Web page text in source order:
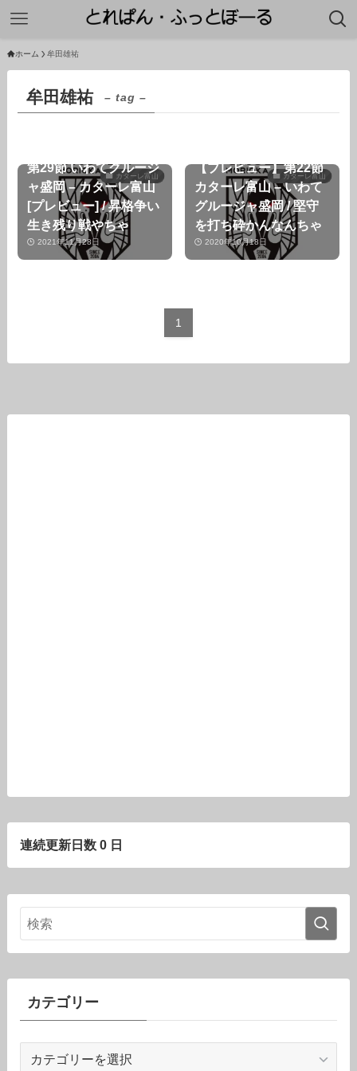
ホーム 牟田雄祐
牟田雄祐 – tag –
カターレ富山
第29節 いわてグルージ
ャ盛岡 – カターレ富山
[プレビュー] / 昇格争い
生き残り戦やちゃ
2021年11月28日
カターレ富山
【プレビュー】第22節
カターレ富山 – いわて
グルージャ盛岡 / 堅守
を打ち砕かんなんちゃ
2020年10月18日
1
連続更新日数 0 日
カテゴリー